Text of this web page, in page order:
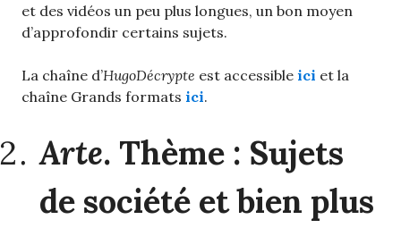
et des vidéos un peu plus longues, un bon moyen
d’approfondir certains sujets.
La chaîne d’HugoDécrypte est accessible ici et la
chaîne Grands formats ici.
Arte. Thème : Sujets
de société et bien plus